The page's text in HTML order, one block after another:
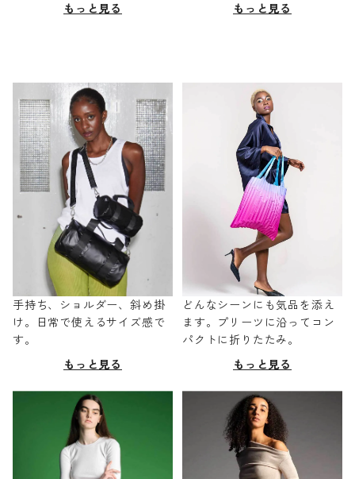
もっと見る
もっと見る
手持ち、ショルダー、斜め掛
け。日常で使えるサイズ感で
す。
もっと見る
どんなシーンにも気品を添え
ます。プリーツに沿ってコン
パクトに折りたたみ。
もっと見る